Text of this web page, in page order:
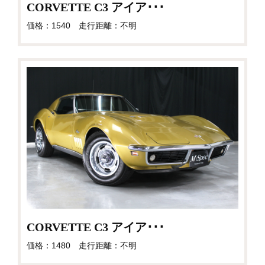
CORVETTE C3 アイア･･･
価格：1540 走行距離：不明
CORVETTE C3 アイア･･･
価格：1480 走行距離：不明